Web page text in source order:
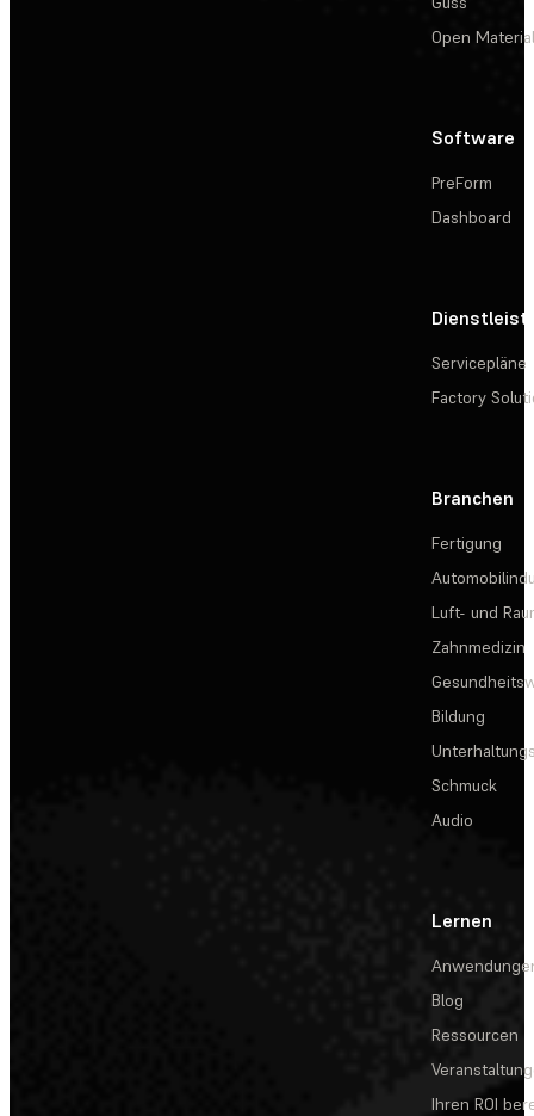
Open
Software
PreForm
Dashboard
Servicepläne
Factory
Branchen
Fertigung
Luft- und
Zahnmedizin
Bildung
Schmuck
Audio
Lernen
Blog
Ressourcen
Ihren ROI